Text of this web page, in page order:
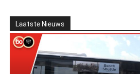
Laatste Nieuws